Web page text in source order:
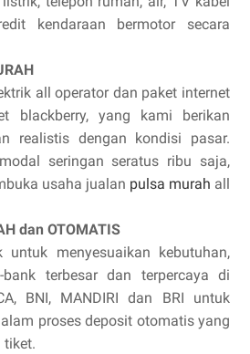
kendaraan bermotor secara
all operator dan paket internet
blackberry, yang kami berikan
realistis dengan kondisi pasar.
seringan seratus ribu saja,
usaha jualan pulsa murah all
dan OTOMATIS
menyesuaikan kebutuhan,
terbesar dan terpercaya di
BNI, MANDIRI dan BRI untuk
proses deposit otomatis yang
tiket.